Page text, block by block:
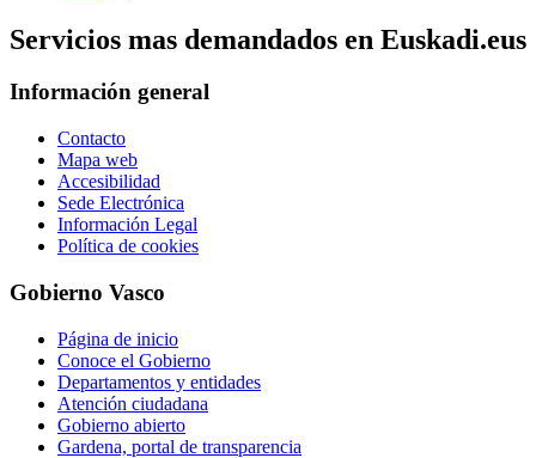
Servicios mas demandados en Euskadi.eus
Información general
Contacto
Mapa web
Accesibilidad
Sede Electrónica
Información Legal
Política de cookies
Gobierno Vasco
Página de inicio
Conoce el Gobierno
Departamentos y entidades
Atención ciudadana
Gobierno abierto
Gardena, portal de transparencia